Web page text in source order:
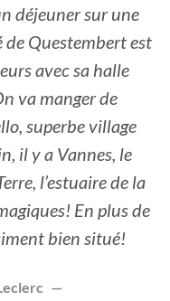
déjeuner sur une
de Questembert est
avec sa halle
va manger de
superbe village
il y a Vannes, le
l’estuaire de la
En plus de
bien situé!